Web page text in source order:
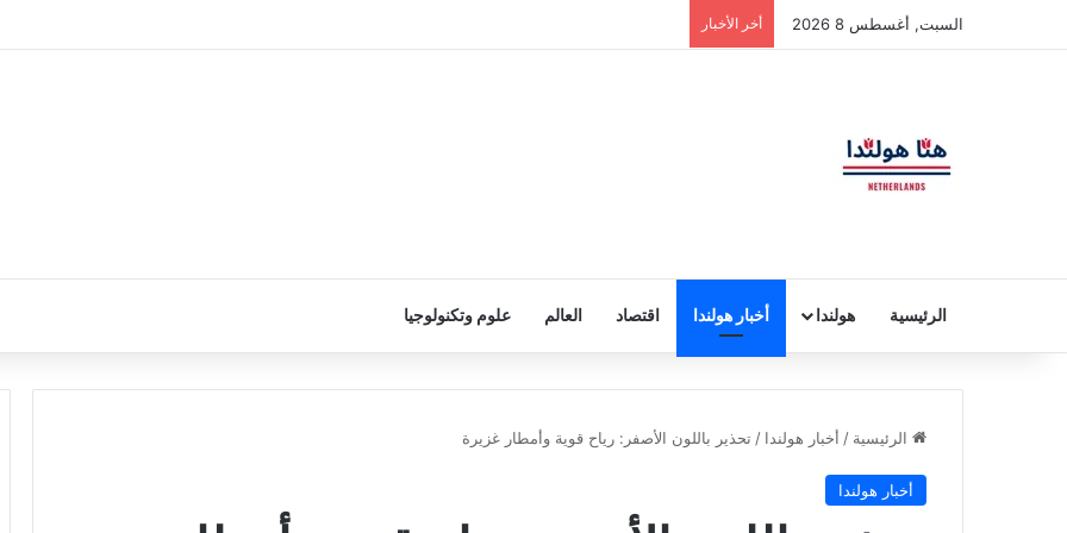
السبت, أغسطس 8 2026 أخر الأخبار
الرئيسية هولندا أخبار هولندا اقتصاد العالم علوم وتكنولوجيا
الرئيسية / أخبار هولندا / تحذير باللون الأصفر: رياح قوية وأمطار غزيرة
أخبار هولندا